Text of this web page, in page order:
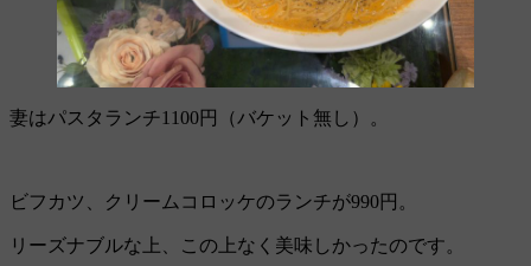
妻はパスタランチ1100円（バケット無し）。
ビフカツ、クリームコロッケのランチが990円。
リーズナブルな上、この上なく美味しかったのです。